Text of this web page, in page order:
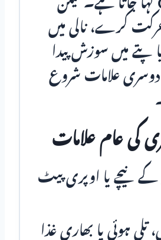
کہا جاتا ہے۔ لیکن
کرے، نالی میں
پتے میں سوزش پیدا
دوسری علامات شروع
کی عام علامات
کے نیچے یا اوپری پیٹ
تلی ہوئی یا بھاری غذا